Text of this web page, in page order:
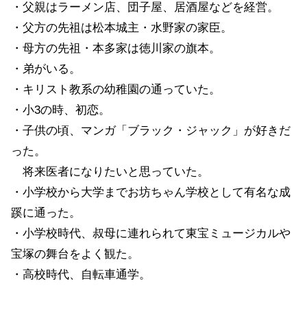
・父親はラーメン店、団子屋、居酒屋などを経営。
・父方の先祖は松本城主・水野家の家臣。
・母方の先祖・本多家は徳川家の旗本。
・弟がいる。
・キリスト教系の幼稚園の通っていた。
・小3の時、初恋。
・子供の頃、マンガ「ブラック・ジャック」が好きだ
った。
将来医者になりたいと思っていた。
・小学校から大学までお坊ちゃん学校として有名な成
蹊に通った。
・小学校時代、叔母に連れられて東宝ミュージカルや
宝塚の舞台をよく観た。
・高校時代、自転車通学。